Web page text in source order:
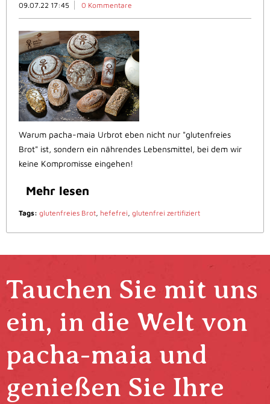
09.07.22 17:45 0 Kommentare
Warum pacha-maia Urbrot eben nicht nur "glutenfreies
Brot" ist, sondern ein nährendes Lebensmittel, bei dem wir
keine Kompromisse eingehen!
Mehr lesen
Tags: glutenfreies Brot, hefefrei, glutenfrei zertifiziert
Tauchen Sie mit uns
ein, in die Welt von
pacha-maia und
genießen Sie Ihre